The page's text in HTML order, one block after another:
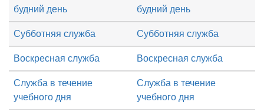
Субботняя служба Субботняя служба
Воскресная служба Воскресная служба
будний день будний день
Служба в течение
учебного дня
Служба в течение
учебного дня